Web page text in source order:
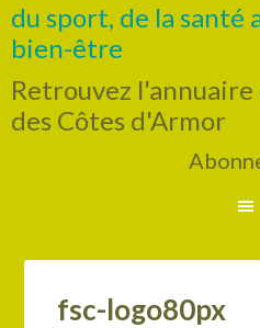
du sport, de la santé
bien-être
Retrouvez
des Côtes d'Armor
fsc-logo80px